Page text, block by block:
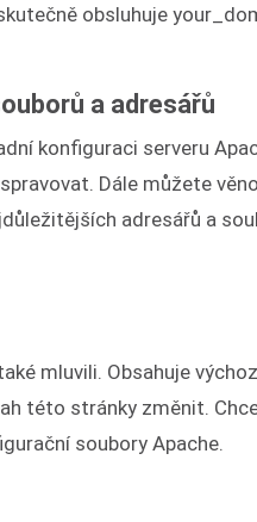
obsluhuje
a adresářů
konfiguraci serveru
Dále můžete
adresářů a
mluvili. Obsahuje
této stránky změnit.
soubory Apache.